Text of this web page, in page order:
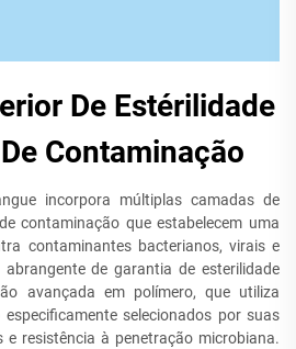
De Estérilidade
Contaminação
incorpora múltiplas camadas de
contaminação que estabelecem uma
contaminantes bacterianos, virais e
de garantia de esterilidade
avançada em polímero, que utiliza
selecionados por suas
e resistência à penetração microbiana.